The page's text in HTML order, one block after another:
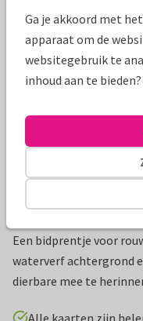
Een bidprentje voor
waterverf achtergrond
dierbare mee te
Ga je akkoord met
apparaat om de
websitegebruik te
inhoud aan te bieden?